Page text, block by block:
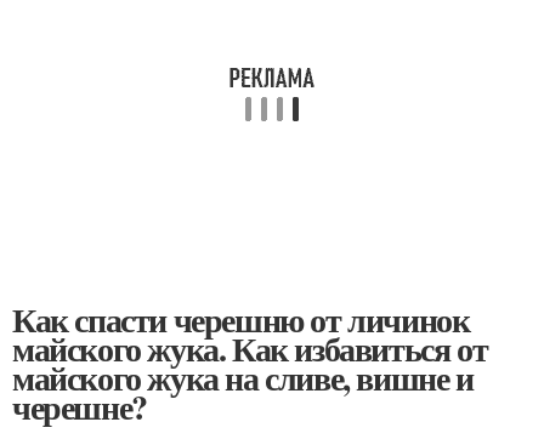
Как спасти черешню от личинок
майского жука. Как избавиться от
майского жука на сливе, вишне и
черешне?